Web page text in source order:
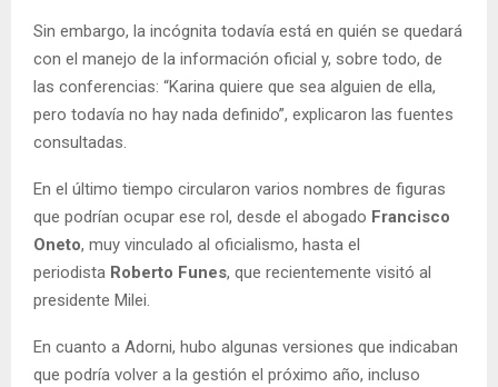
Sin embargo, la incógnita todavía está en quién se quedará
con el manejo de la información oficial y, sobre todo, de
las conferencias: “Karina quiere que sea alguien de ella,
pero todavía no hay nada definido”, explicaron las fuentes
consultadas.
En el último tiempo circularon varios nombres de figuras
que podrían ocupar ese rol, desde el abogado Francisco
Oneto, muy vinculado al oficialismo, hasta el
periodista Roberto Funes, que recientemente visitó al
presidente Milei.
En cuanto a Adorni, hubo algunas versiones que indicaban
que podría volver a la gestión el próximo año, incluso